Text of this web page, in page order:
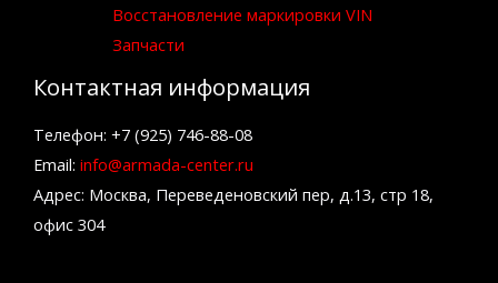
Восстановление маркировки VIN
Запчасти
Контактная информация
Телефон: +7 (925) 746-88-08
Email: info@armada-center.ru
Адрес: Москва, Переведеновский пер, д.13, стр 18,
офис 304